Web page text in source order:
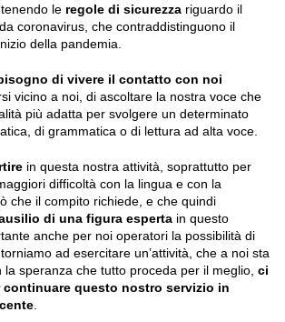
le regole di sicurezza riguardo il
coronavirus, che contraddistinguono il
della pandemia.
di vivere il contatto con noi
vicino a noi, di ascoltare la nostra voce che
più adatta per svolgere un determinato
di grammatica o di lettura ad alta voce.
in questa nostra attività, soprattutto per
difficoltà con la lingua e con la
che il compito richiede, e che quindi
di una figura esperta in questo
anche per noi operatori la possibilità di
ad esercitare un’attività, che a noi sta
la speranza che tutto proceda per il meglio, ci
continuare questo nostro servizio in